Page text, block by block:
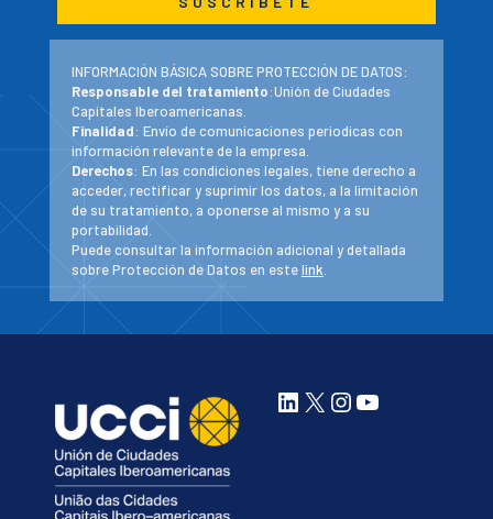
INFORMACIÓN BÁSICA SOBRE PROTECCIÓN DE DATOS:
Responsable del tratamiento:Unión de Ciudades
Capitales Iberoamericanas.
Finalidad: Envío de comunicaciones periodicas con
información relevante de la empresa.
Derechos: En las condiciones legales, tiene derecho a
acceder, rectificar y suprimir los datos, a la limitación
de su tratamiento, a oponerse al mismo y a su
portabilidad.
Puede consultar la información adicional y detallada
sobre Protección de Datos en estelink
LinkedIn
X Instagram
YouTube